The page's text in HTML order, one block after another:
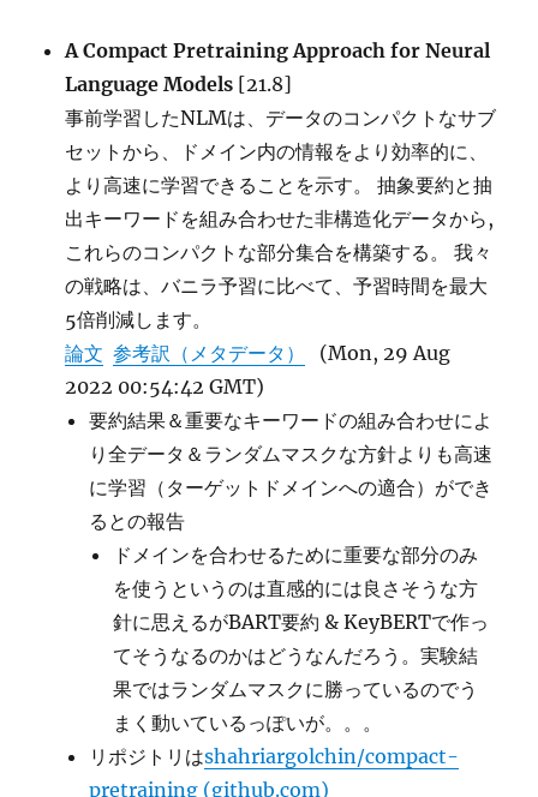
A Compact Pretraining Approach for Neural
Language Models [21.8]
事前学習したNLMは、データのコンパクトなサブ
セットから、ドメイン内の情報をより効率的に、
より高速に学習できることを示す。 抽象要約と抽
出キーワードを組み合わせた非構造化データから,
これらのコンパクトな部分集合を構築する。 我々
の戦略は、バニラ予習に比べて、予習時間を最大
5倍削減します。
論文 参考訳（メタデータ）
(Mon, 29 Aug
2022 00:54:42 GMT)
要約結果＆重要なキーワードの組み合わせによ
り全データ＆ランダムマスクな方針よりも高速
に学習（ターゲットドメインへの適合）ができ
るとの報告
ドメインを合わせるために重要な部分のみ
を使うというのは直感的には良さそうな方
針に思えるがBART要約 & KeyBERTで作っ
てそうなるのかはどうなんだろう。実験結
果ではランダムマスクに勝っているのでう
まく動いているっぽいが。。。
リポジトリはshahriargolchin/compact-
pretraining (github.com)